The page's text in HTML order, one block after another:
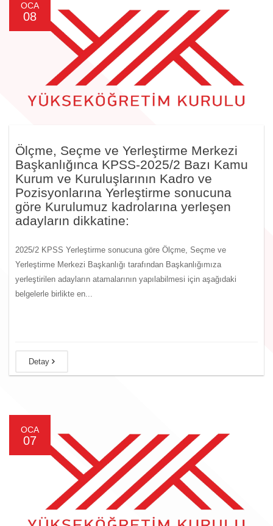
OCA
08
Ölçme, Seçme ve Yerleştirme Merkezi
Başkanlığınca KPSS-2025/2 Bazı Kamu
Kurum ve Kuruluşlarının Kadro ve
Pozisyonlarına Yerleştirme sonucuna
göre Kurulumuz kadrolarına yerleşen
adayların dikkatine:
2025/2 KPSS Yerleştirme sonucuna göre Ölçme, Seçme ve
Yerleştirme Merkezi Başkanlığı tarafından Başkanlığımıza
yerleştirilen adayların atamalarının yapılabilmesi için aşağıdaki
belgelerle birlikte en...
Detay
OCA
07